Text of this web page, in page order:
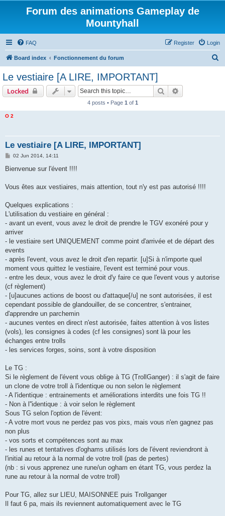
Forum des animations Gameplay de
Mountyhall
FAQ Login
Register
Board index Fonctionnement du forum
Le vestiaire [A LIRE, IMPORTANT]
Locked Search
4 posts • Page 1 of 1
O 2
Le vestiaire [A LIRE, IMPORTANT]
P
s
02 Jun 2014, 14:11
Bienvenue sur l'évent !!!!
Vous êtes aux vestiaires, mais attention, tout n'y est pas autorisé !!!!
Quelques explications :
L'utilisation du vestiaire en général :
- avant un event, vous avez le droit de prendre le TGV exonéré pour y
arriver
- le vestiaire sert UNIQUEMENT comme point d'arrivée et de départ des
events
- après l'event, vous avez le droit d'en repartir. [u]Si à n'importe quel
moment vous quittez le vestiaire, l'event est terminé pour vous.
- entre les deux, vous avez le droit d'y faire ce que l'event vous y autorise
(cf règlement)
- [u]aucunes actions de boost ou d'attaque[/u] ne sont autorisées, il est
cependant possible de glandouiller, de se concentrer, s'entrainer,
d'apprendre un parchemin
- aucunes ventes en direct n'est autorisée, faites attention à vos listes
(vols), les consignes à codes (cf les consignes) sont là pour les
échanges entre trolls
- les services forges, soins, sont à votre disposition
Le TG :
Si le règlement de l'évent vous oblige à TG (TrollGanger) : il s'agit de faire
un clone de votre troll à l'identique ou non selon le règlement
- A l'identique : entrainements et améliorations interdits une fois TG !!
- Non à l''identique : à voir selon le règlement
Sous TG selon l'option de l'évent:
- A votre mort vous ne perdez pas vos pixs, mais vous n'en gagnez pas
non plus
- vos sorts et compétences sont au max
- les runes et tentatives d'oghams utilisés lors de l'évent reviendront à
l'initial au retour à la normal de votre troll (pas de pertes)
(nb : si vous apprenez une rune/un ogham en étant TG, vous perdez la
rune au retour à la normal de votre troll)
Pour TG, allez sur LIEU, MAISONNEE puis Trollganger
Il faut 6 pa, mais ils reviennent automatiquement avec le TG